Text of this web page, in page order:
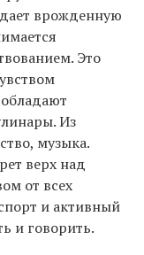
врожденную
Это
Из
музыка.
верх над
от всех
и активный
и говорить.